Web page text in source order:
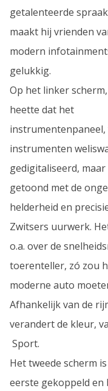
getalenteerde
maakt hij vrienden
modern
gelukkig.
Op het linker
heette dat het
instrumentenpaneel,
instrumenten
gedigitaliseerd,
getoond met de
helderheid en
Zwitsers uurwerk.
o.a. over de
toerenteller, zó zou
moderne auto
Afhankelijk van de
verandert de kleur,
Sport.
Het tweede scherm
eerste gekoppeld en